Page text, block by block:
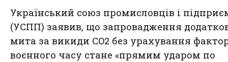
Український союз промисловців і
(УСПП) заявив, що запровадження
мита за викиди CO2 без урахування
воєнного часу стане «прямим ударом по